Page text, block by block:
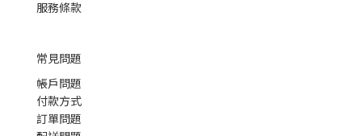
服務條款
常見問題
帳戶問題
付款方式
訂單問題